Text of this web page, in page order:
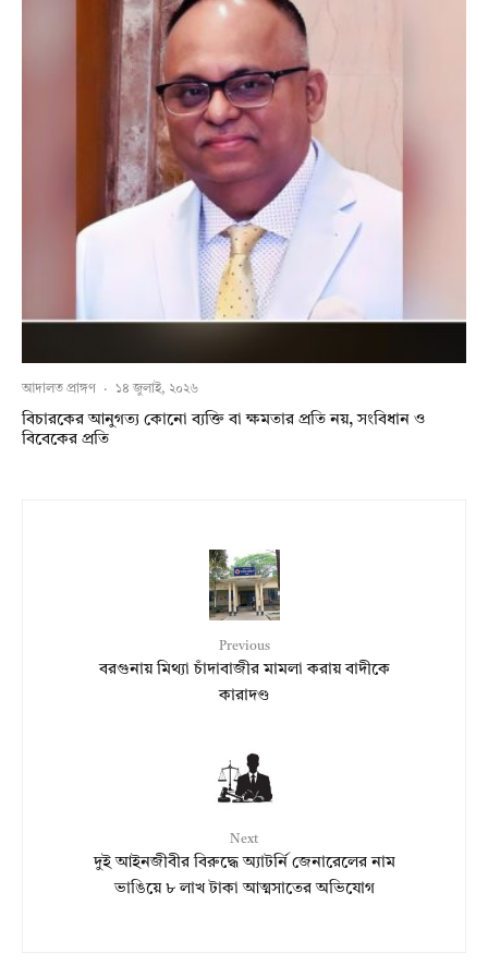
আদালত প্রাঙ্গণ · ১৪ জুলাই, ২০২৬
বিচারকের আনুগত্য কোনো ব্যক্তি বা ক্ষমতার প্রতি নয়, সংবিধান ও
বিবেকের প্রতি
Previous
বরগুনায় মিথ্যা চাঁদাবাজীর মামলা করায় বাদীকে
কারাদণ্ড
Next
দুই আইনজীবীর বিরুদ্ধে অ্যাটর্নি জেনারেলের নাম
ভাঙিয়ে ৮ লাখ টাকা আত্মসাতের অভিযোগ